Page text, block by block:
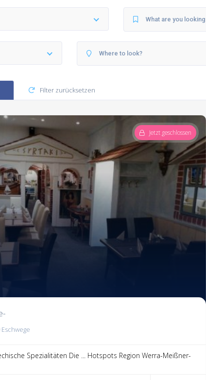
Filter zurücksetzen
Jetzt geschlossen
Spezialitäten Die ... Hotspots Region Werra-Meißner-